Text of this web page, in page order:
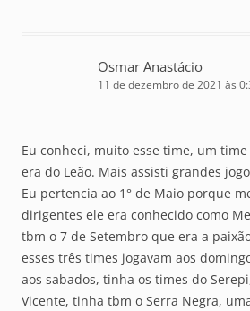
Osmar Anastácio
11 de dezembro de 2021 às
Eu conheci, muito esse time, um
era do Leão. Mais assisti grandes
Eu pertencia ao 1° de Maio porque
dirigentes ele era conhecido como
tbm o 7 de Setembro que era a
esses três times jogavam aos
aos sabados, tinha os times do
Vicente, tinha tbm o Serra Negra,